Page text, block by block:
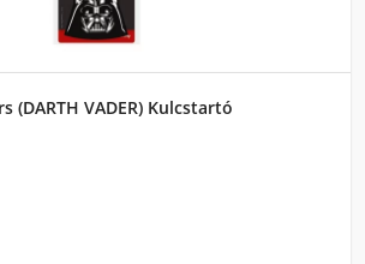
(DARTH VADER) Kulcstartó